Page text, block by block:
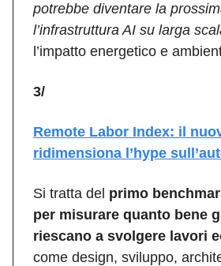
potrebbe diventare la
l’infrastruttura AI su larga
l’impatto energetico e
3/
Remote Labor Index: il
ridimensiona l’hype
Si tratta del primo
per misurare quanto bene
riescano a svolgere lavori
come design, sviluppo,